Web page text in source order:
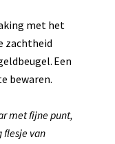
met het
zachtheid
Een
bewaren.
met fijne punt,
flesje van